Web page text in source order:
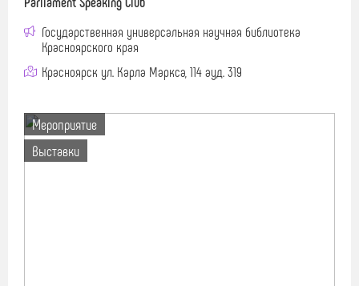
Государственная универсальная научная библиотека
Красноярского края
Красноярск ул. Карла Маркса, 114 ауд. 319
Мероприятие
Выставки